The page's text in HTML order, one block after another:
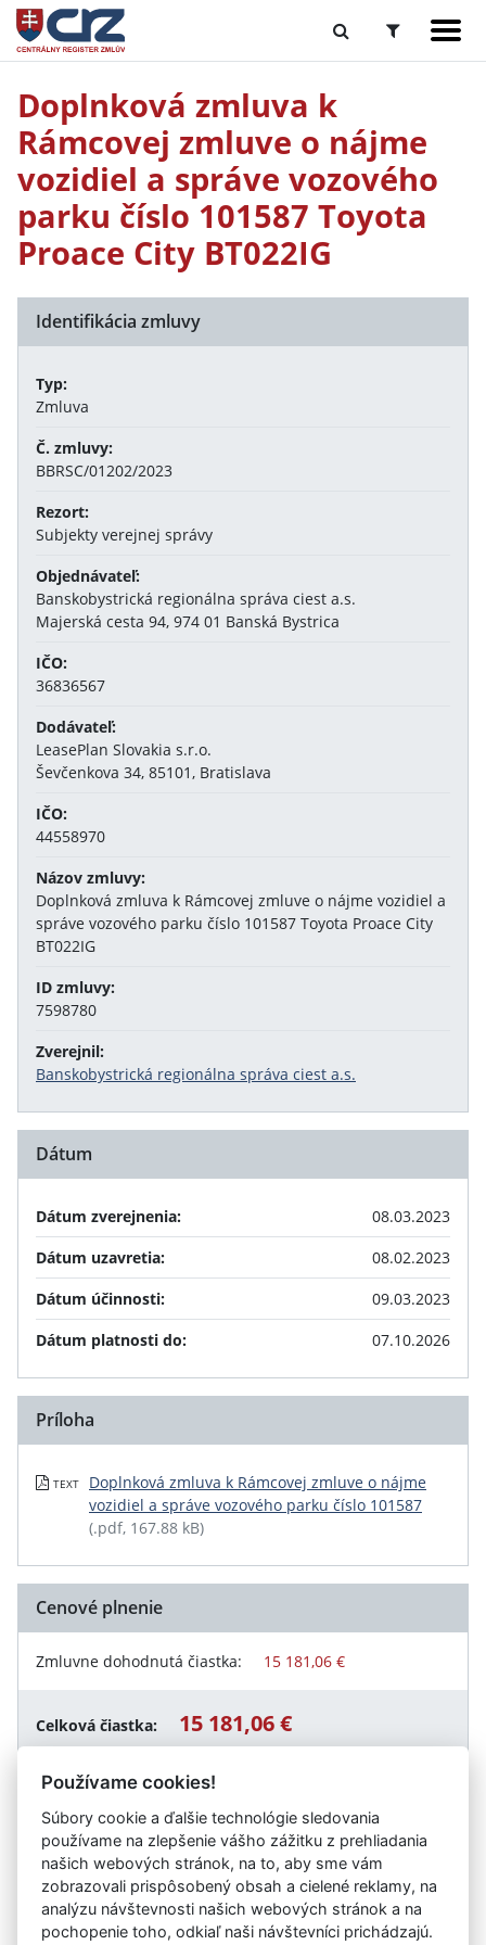
Doplnková zmluva k
Rámcovej zmluve o nájme
vozidiel a správe vozového
parku číslo 101587 Toyota
Proace City BT022IG
Identifikácia zmluvy
Typ:
Zmluva
Č. zmluvy:
BBRSC/01202/2023
Rezort:
Subjekty verejnej správy
Objednávateľ:
Banskobystrická regionálna správa ciest a.s.
Majerská cesta 94, 974 01 Banská Bystrica
IČO:
36836567
Dodávateľ:
LeasePlan Slovakia s.r.o.
Ševčenkova 34, 85101, Bratislava
IČO:
44558970
Názov zmluvy:
Doplnková zmluva k Rámcovej zmluve o nájme vozidiel a
správe vozového parku číslo 101587 Toyota Proace City
BT022IG
ID zmluvy:
7598780
Zverejnil:
Banskobystrická regionálna správa ciest a.s.
Dátum
Dátum zverejnenia:
08.03.2023
Dátum uzavretia:
08.02.2023
Dátum účinnosti:
09.03.2023
Dátum platnosti do:
07.10.2026
Príloha
TEXT
Doplnková zmluva k Rámcovej zmluve o nájme
vozidiel a správe vozového parku číslo 101587
(.pdf, 167.88 kB)
Cenové plnenie
Zmluvne dohodnutá čiastka: 15 181,06 €
Celková čiastka: 15 181,06 €
Návrat späť
Vystavil:Banskobystrická regionálna správa ciest a.s.
Používame cookies!
Súbory cookie a ďalšie technológie sledovania
používame na zlepšenie vášho zážitku z prehliadania
našich webových stránok, na to, aby sme vám
zobrazovali prispôsobený obsah a cielené reklamy, na
analýzu návštevnosti našich webových stránok a na
pochopenie toho, odkiaľ naši návštevníci prichádzajú.